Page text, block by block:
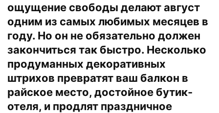
ощущение свободы делают август
одним из самых любимых месяцев в
году. Но он не обязательно должен
закончиться так быстро. Несколько
продуманных декоративных
штрихов превратят ваш балкон в
райское место, достойное бутик-
отеля, и продлят праздничное